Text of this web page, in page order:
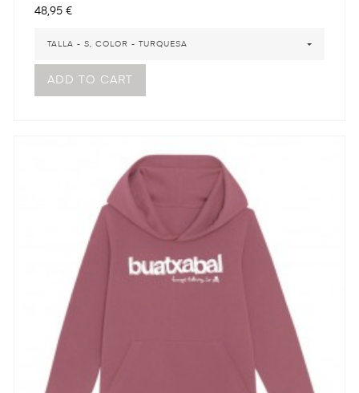
Precio
48,95 €
TALLA - S, COLOR - TURQUESA
ADD TO CART